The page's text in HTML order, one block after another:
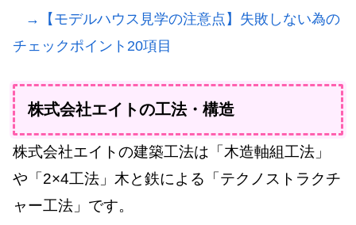
→【モデルハウス見学の注意点】失敗しない為の
チェックポイント20項目
株式会社エイトの工法・構造
株式会社エイトの建築工法は「木造軸組工法」
や「2×4工法」木と鉄による「テクノストラクチ
ャー工法」です。